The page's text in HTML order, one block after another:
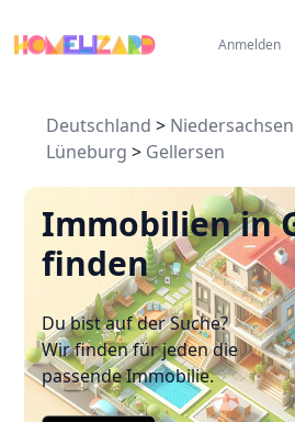
Anmelden
Deutschland > Niedersachsen
Lüneburg > Gellersen
Immobilien in
finden
Du bist auf der Suche?
Wir finden für jeden die
passende Immobilie.